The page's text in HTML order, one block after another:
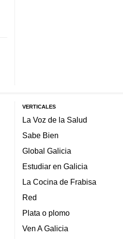
VERTICALES
La Voz de la Salud
Sabe Bien
Global Galicia
Estudiar en Galicia
La Cocina de Frabisa
Red
Plata o plomo
Ven A Galicia